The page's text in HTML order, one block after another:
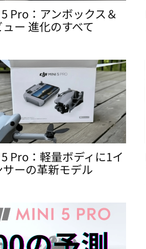
Pro：アンボックス＆
ー 進化のすべて
Pro：軽量ボディに1イ
サーの革新モデル